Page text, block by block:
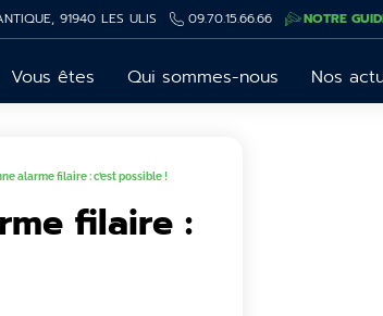
91940 LES ULIS 09.70.15.66.66 NOTRE
Vous êtes Qui sommes-nous Nos
alarme filaire : c’est possible !
filaire :